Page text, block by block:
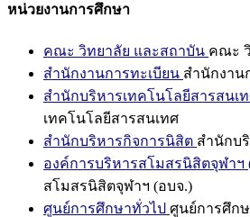
หน่วยงานการศึกษา
คณะ วิทยาลัย และสถาบัน คณะ
สำนักงานการทะเบียน สำนักงาน
สำนักบริหารเทคโนโลยีสารสนเ
เทคโนโลยีสารสนเทศ
สำนักบริหารกิจการนิสิต สำนักบ
องค์การบริหารสโมสรนิสิตจุฬาฯ
สโมสรนิสิตจุฬาฯ (อบจ.)
ศูนย์การศึกษาทั่วไป ศูนย์การศึก